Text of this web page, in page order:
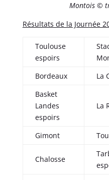
Montois ©
Résultats de la Journée
Toulouse
espoirs
Bordeaux La
Basket
Landes
espoirs
La
Gimont
Chalosse